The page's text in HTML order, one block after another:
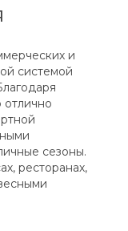
и
системой
отлично
сезоны.
ресторанах,